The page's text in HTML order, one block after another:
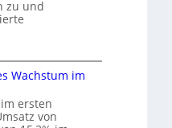
zu und
Wachstum im
ersten
von